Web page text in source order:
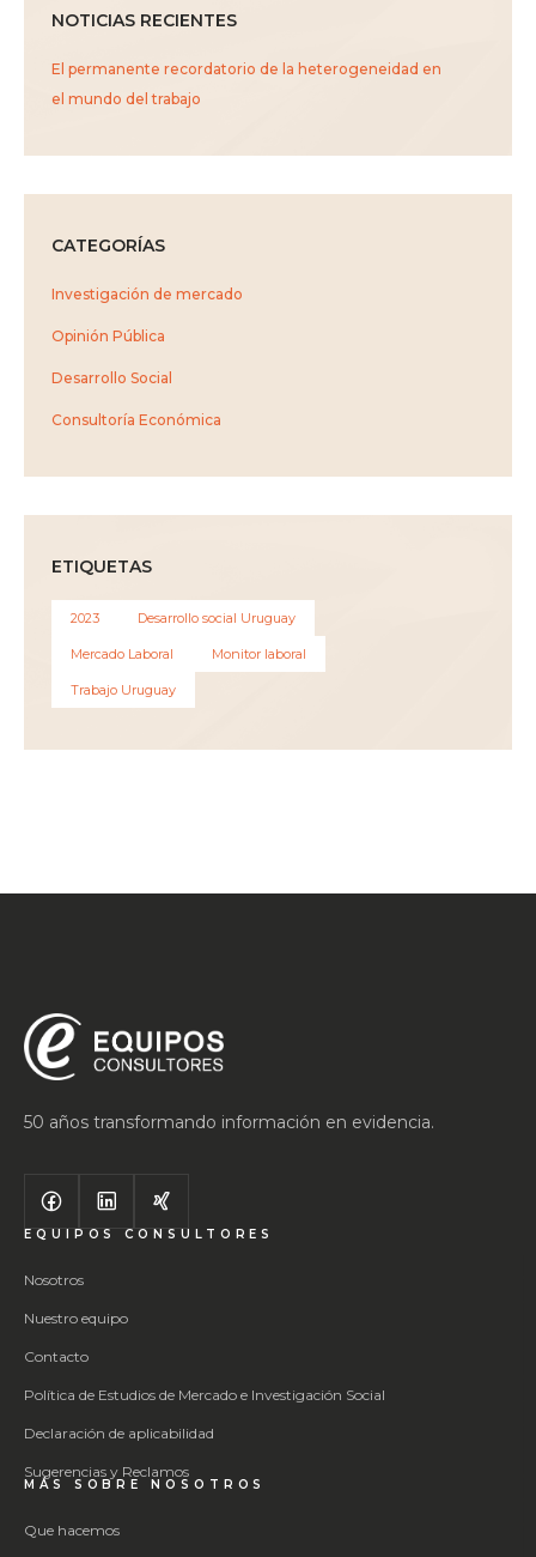
NOTICIAS RECIENTES
El permanente recordatorio de la heterogeneidad en
el mundo del trabajo
CATEGORÍAS
Investigación de mercado
Opinión Pública
Desarrollo Social
Consultoría Económica
ETIQUETAS
2023 Desarrollo social Uruguay
Mercado Laboral Monitor laboral
Trabajo Uruguay
50 años transformando información en evidencia.
EQUIPOS CONSULTORES
Nosotros
Nuestro equipo
Contacto
Política de Estudios de Mercado e Investigación Social
Declaración de aplicabilidad
Sugerencias y Reclamos
MÁS SOBRE NOSOTROS
Que hacemos